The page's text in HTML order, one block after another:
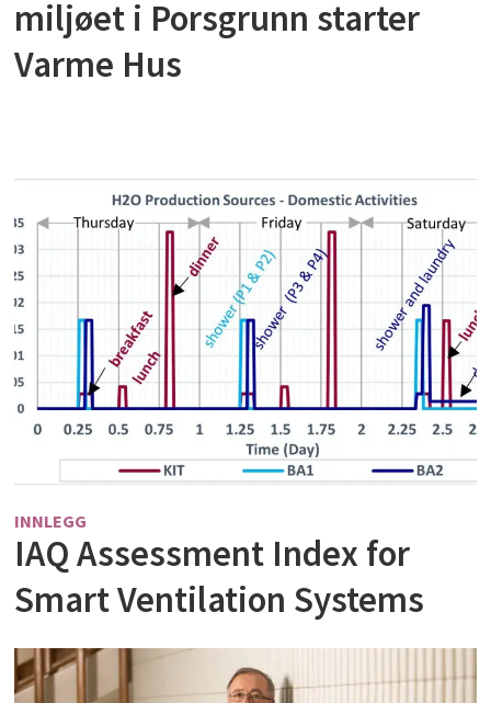
miljøet i Porsgrunn starter
Varme Hus
INNLEGG
IAQ Assessment Index for
Smart Ventilation Systems